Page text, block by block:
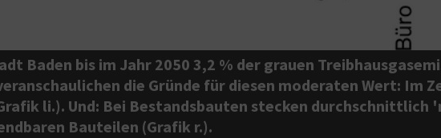
Baden bis im Jahr 2050 3,2 % der grauen
die Gründe für diesen moderaten Wert: Im
li.). Und: Bei Bestandsbauten stecken durchschnittlich
Bauteilen (Grafik r.).